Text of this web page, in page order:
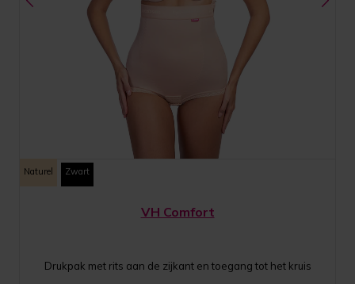
Naturel Zwart
VH Comfort
Drukpak met rits aan de zijkant en toegang tot het kruis